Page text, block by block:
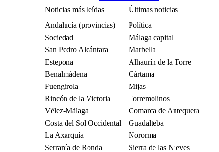
Noticias más leídas
Últimas noticias
Andalucía (provincias)
Política
Sociedad
Málaga capital
San Pedro Alcántara
Marbella
Estepona
Alhaurín de la Torre
Benalmádena
Cártama
Fuengirola
Mijas
Rincón de la Victoria
Torremolinos
Vélez-Málaga
Comarca de Antequera
Costa del Sol Occidental
Guadalteba
La Axarquía
Nororma
Serranía de Ronda
Sierra de las Nieves